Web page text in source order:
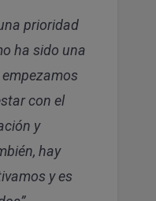
prioridad
ha sido una
con el
y
hay
y es